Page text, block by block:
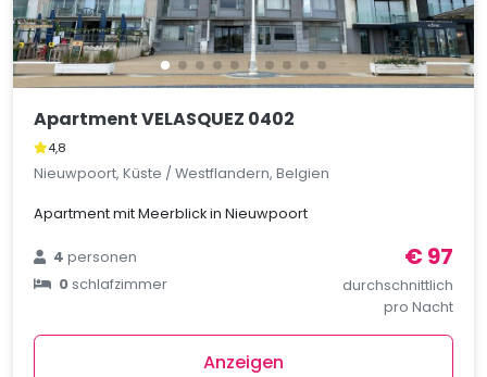
Apartment VELASQUEZ 0402
4,8
Nieuwpoort, Küste / Westflandern, Belgien
Apartment mit Meerblick in Nieuwpoort
4personen
0schlafzimmer
€ 97
durchschnittlich
pro Nacht
Anzeigen